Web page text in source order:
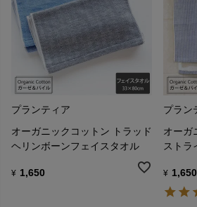
プランティア
オーガニックコットン トラッド
ヘリンボーンフェイスタオル
¥ 1,650
プラン
オーガ
ストラ
¥ 1,650